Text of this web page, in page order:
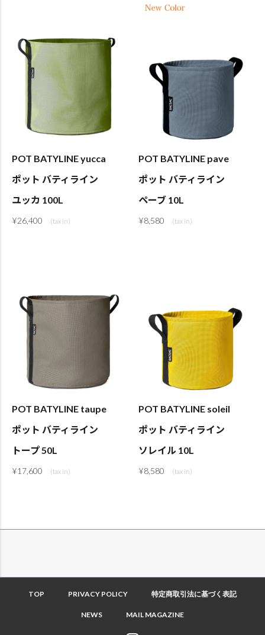
POT BATYLINE yucca
ポット バティライン
ユッカ 100L
¥26,400
POT BATYLINE pave
ポット バティライン
ペーブ 10L
¥8,580
POT BATYLINE taupe
ポット バティライン
トープ 50L
¥17,600
POT BATYLINE soleil
ポット バティライン
ソレイル 10L
¥8,580
TOP PRIVACY POLICY 特定商取引法に基づく表記
NEWS MAIL MAGAZINE